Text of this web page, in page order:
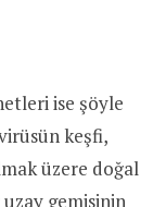
ise şöyle
keşfi,
üzere doğal
gemisinin